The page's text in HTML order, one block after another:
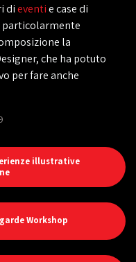
dieventie case di
particolarmente
la
che ha potuto
per fare anche
illustrative
Workshop